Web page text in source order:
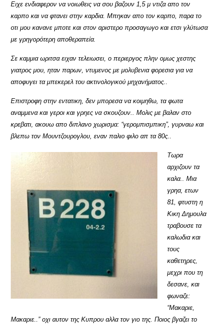
Ειχε ενδιαφερον να νοιωθεις να σου βαζουν 1,5 μ ντιζα απο τον
καρπο και να φτανει στην καρδια. Μπηκαν απο τον καρπο, παρα το
οτι μου κανανε μποτε και στον αριστερο προσαγωγο και ετσι γλύτωσα
με γρηγορότερη αποθεραπεία.
Σε καμμια ωριτσα ειχαν τελειωσει, ο περιεργος πλην ομως χεστης
γιατρος μου, ηταν παρων, ντυμενος με μολυβενια φορεσια για να
αποφυγει τα μπεκερελ του ακτινολογικού μηχανήματος..
Επιστροφη στην εντατικη, δεν μπορεσα να κοιμηθω, τα φωτα
αναμμενα και γεροι και γρηες να σκουζουν.. Μολις με βαλαν στο
κρεβατι, ακουω απο διπλανο χωρισμα: “γερομπισμπικη”, γυρναω και
βλεπω τον Μουντζουρογλου, εναν παλιο φιλο απ τα 80ς..
Τωρα
αρχιζουν τα
καλα.. Μια
γρηα, ετων
81, φτυστη η
Κικη Δημουλα
τραβουσε τα
καλωδια και
τους
καθετηρες,
μεχρι που τη
δεσανε, και
φωναζε:
“Μακαριε,
Μακαριε..” οχι αυτον της Κυπρου αλλα τον γιο της. Ποιος βγαζει το